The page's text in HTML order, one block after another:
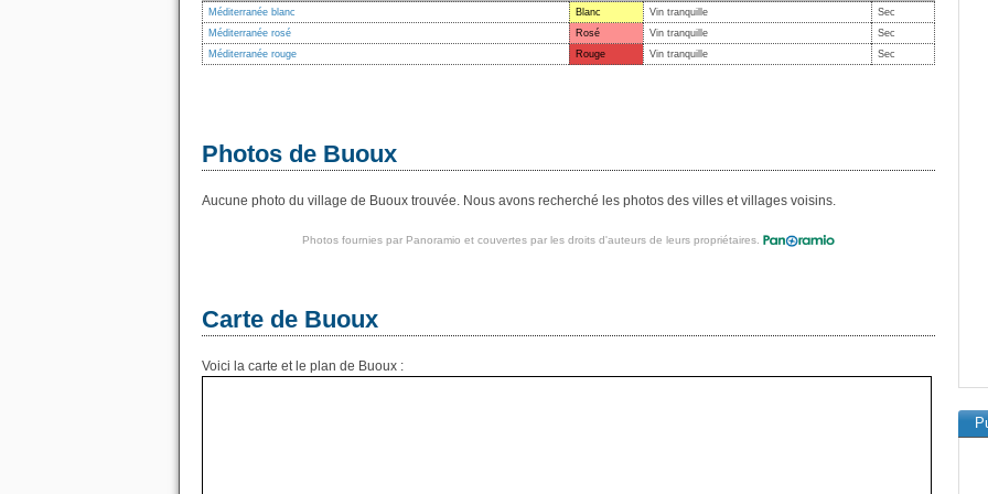
Méditerranée blanc
Blanc Vin tranquille
Sec
Méditerranée rosé
Rosé Vin tranquille
Sec
Méditerranée rouge
Rouge Vin tranquille Sec
Photos de Buoux
Aucune photo du village de Buoux trouvée. Nous avons recherché les photos des villes et villages voisins.
Photos fournies par Panoramio et couvertes par les droits d'auteurs de leurs propriétaires.
Carte de Buoux
Voici la carte et le plan de Buoux :